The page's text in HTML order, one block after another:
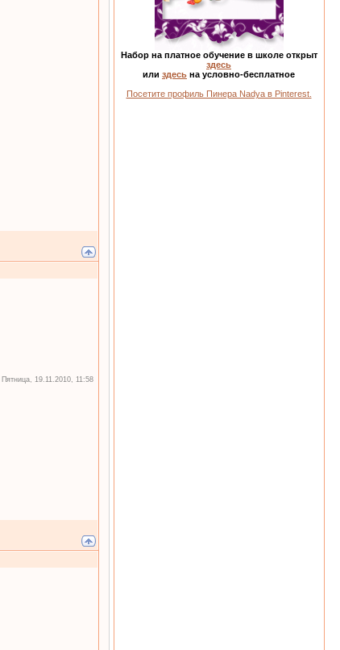
Пятница, 19.11.2010, 11:58
Набор на платное обучение в школе открыт
здесь
или здесь на условно-бесплатное
Посетите профиль Пинера Nadya в Pinterest.